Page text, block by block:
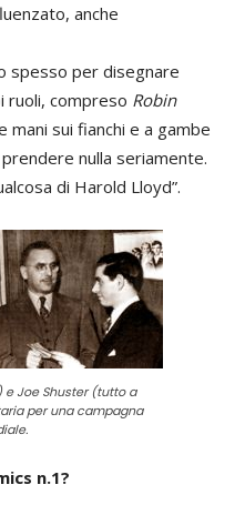
anche
spesso per disegnare
ruoli, compreso Robin
mani sui fianchi e a gambe
nulla seriamente.
di Harold Lloyd”.
Joe Shuster (tutto a
per una campagna
n.1?